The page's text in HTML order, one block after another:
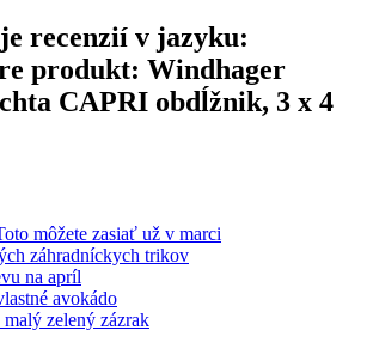
recenzií v jazyku:
produkt: Windhager
CAPRI obdĺžnik, 3 x 4
môžete zasiať už v marci
záhradníckych trikov
na apríl
avokádo
zelený zázrak